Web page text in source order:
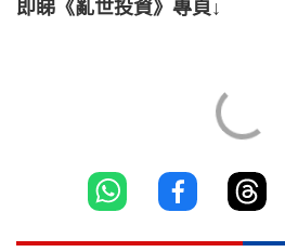
即睇《亂世投資》專頁↓